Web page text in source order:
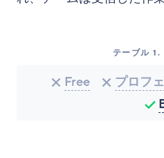
テーブル 1.
Free プロフ